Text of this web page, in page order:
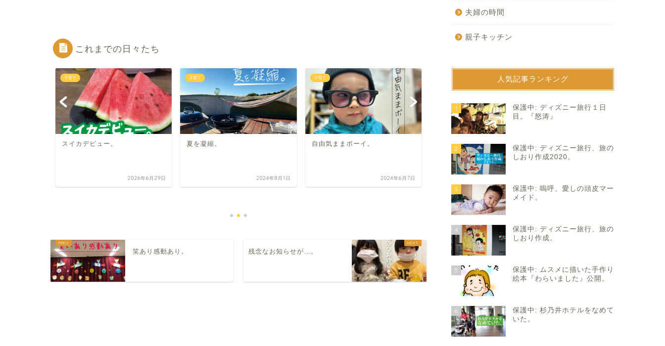
これまでの日々たち
子育て
スイカデビュー。
2026年6月29日
子育て
夏を凝縮。
2024年8月1日
子育て
自由気ままボーイ。
2024年6月7日
スイカデビュー。
2026年6月29日
子育て
夏を凝縮。
笑あり感動あり。 残念なお知らせが…。
夫婦の時間
親子キッチン
人気記事ランキング
1
保護中: ディズニー旅行１日
目。『怒涛』
2
保護中: ディズニー旅行、旅の
しおり作成2020。
3
保護中: 嗚呼、愛しの頭皮マー
メイド。
4
保護中: ディズニー旅行、旅の
しおり作成。
5
保護中: ムスメに描いた手作り
絵本『わらいました』公開。
6
保護中: 杉乃井ホテルをなめて
いた。